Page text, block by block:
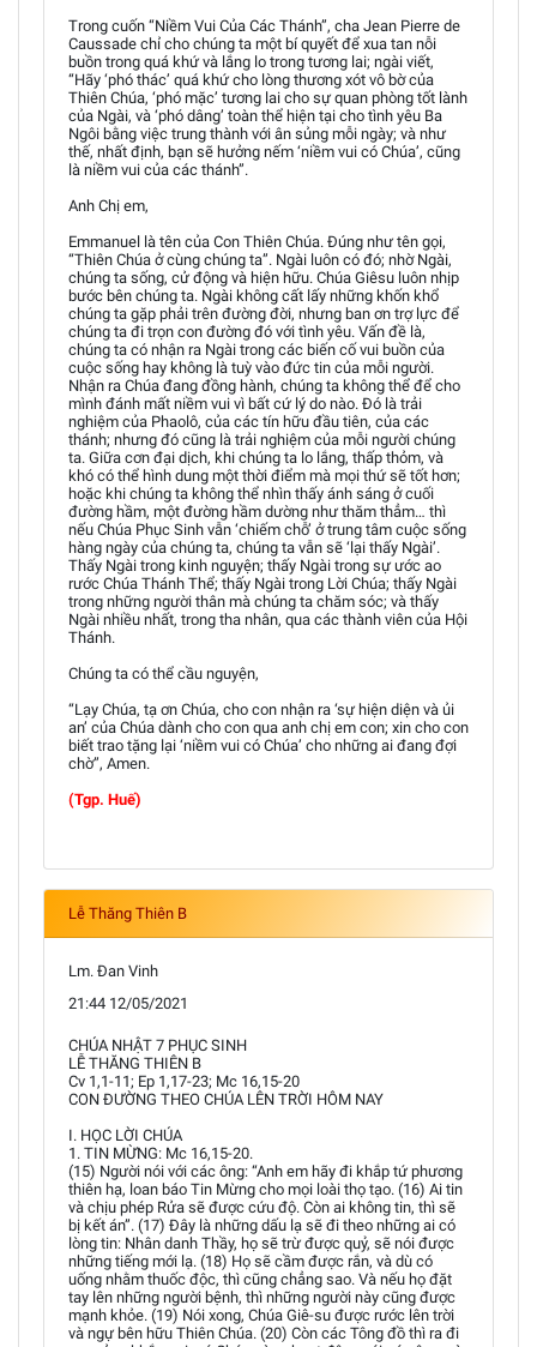
Trong cuốn “Niềm Vui Của Các Thánh”, cha Jean Pierre de
Caussade chỉ cho chúng ta một bí quyết để xua tan nỗi
buồn trong quá khứ và lắng lo trong tương lai; ngài viết,
“Hãy ‘phó thác’ quá khứ cho lòng thương xót vô bờ của
Thiên Chúa, ‘phó mặc’ tương lai cho sự quan phòng tốt lành
của Ngài, và ‘phó dâng’ toàn thể hiện tại cho tình yêu Ba
Ngôi bằng việc trung thành với ân sủng mỗi ngày; và như
thế, nhất định, bạn sẽ hưởng nếm ‘niềm vui có Chúa’, cũng
là niềm vui của các thánh”.
Anh Chị em,
Emmanuel là tên của Con Thiên Chúa. Đúng như tên gọi,
“Thiên Chúa ở cùng chúng ta”. Ngài luôn có đó; nhờ Ngài,
chúng ta sống, cử động và hiện hữu. Chúa Giêsu luôn nhịp
bước bên chúng ta. Ngài không cất lấy những khốn khổ
chúng ta gặp phải trên đường đời, nhưng ban ơn trợ lực để
chúng ta đi trọn con đường đó với tình yêu. Vấn đề là,
chúng ta có nhận ra Ngài trong các biến cố vui buồn của
cuộc sống hay không là tuỳ vào đức tin của mỗi người.
Nhận ra Chúa đang đồng hành, chúng ta không thể để cho
mình đánh mất niềm vui vì bất cứ lý do nào. Đó là trải
nghiệm của Phaolô, của các tín hữu đầu tiên, của các
thánh; nhưng đó cũng là trải nghiệm của mỗi người chúng
ta. Giữa cơn đại dịch, khi chúng ta lo lắng, thấp thỏm, và
khó có thể hình dung một thời điểm mà mọi thứ sẽ tốt hơn;
hoặc khi chúng ta không thể nhìn thấy ánh sáng ở cuối
đường hầm, một đường hầm dường như thăm thẳm… thì
nếu Chúa Phục Sinh vẫn ‘chiếm chỗ’ ở trung tâm cuộc sống
hàng ngày của chúng ta, chúng ta vẫn sẽ ‘lại thấy Ngài’.
Thấy Ngài trong kinh nguyện; thấy Ngài trong sự ước ao
rước Chúa Thánh Thể; thấy Ngài trong Lời Chúa; thấy Ngài
trong những người thân mà chúng ta chăm sóc; và thấy
Ngài nhiều nhất, trong tha nhân, qua các thành viên của Hội
Thánh.
Chúng ta có thể cầu nguyện,
“Lạy Chúa, tạ ơn Chúa, cho con nhận ra ‘sự hiện diện và ủi
an’ của Chúa dành cho con qua anh chị em con; xin cho con
biết trao tặng lại ‘niềm vui có Chúa’ cho những ai đang đợi
chờ”, Amen.
(Tgp. Huế)
Lễ Thăng Thiên B
Lm. Đan Vinh
21:44 12/05/2021
CHÚA NHẬT 7 PHỤC SINH
LỄ THĂNG THIÊN B
Cv 1,1-11; Ep 1,17-23; Mc 16,15-20
CON ĐƯỜNG THEO CHÚA LÊN TRỜI HÔM NAY
I. HỌC LỜI CHÚA
1. TIN MỪNG: Mc 16,15-20.
(15) Người nói với các ông: “Anh em hãy đi khắp tứ phương
thiên hạ, loan báo Tin Mừng cho mọi loài thọ tạo. (16) Ai tin
và chịu phép Rửa sẽ được cứu độ. Còn ai không tin, thì sẽ
bị kết án”. (17) Đây là những dấu lạ sẽ đi theo những ai có
lòng tin: Nhân danh Thầy, họ sẽ trừ được quỷ, sẽ nói được
những tiếng mới lạ. (18) Họ sẽ cầm được rắn, và dù có
uống nhằm thuốc độc, thì cũng chẳng sao. Và nếu họ đặt
tay lên những người bệnh, thì những người này cũng được
mạnh khỏe. (19) Nói xong, Chúa Giê-su được rước lên trời
và ngự bên hữu Thiên Chúa. (20) Còn các Tông đồ thì ra đi